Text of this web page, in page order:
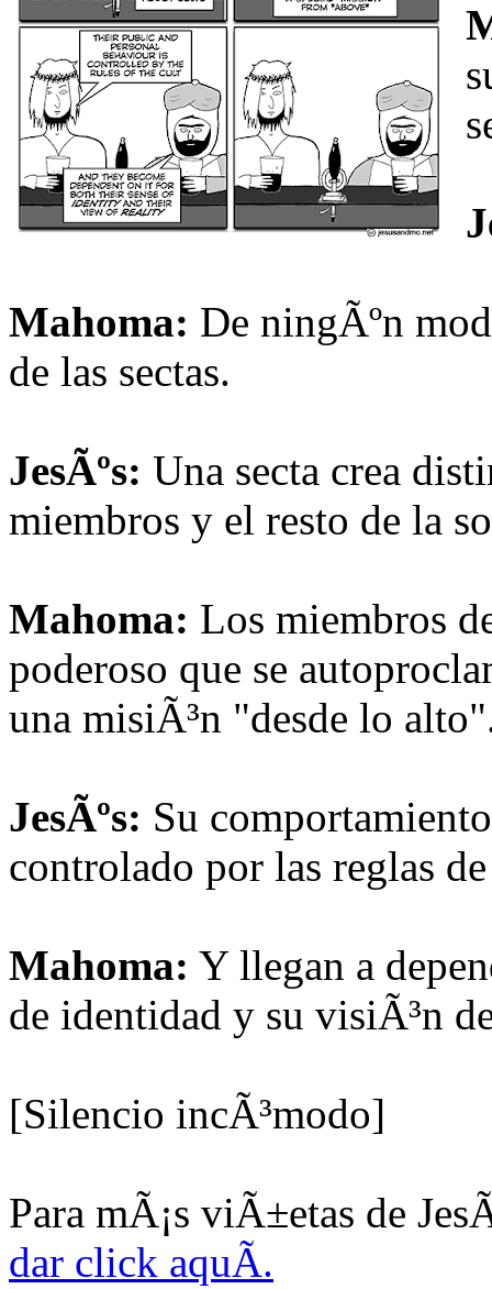
Mahoma: De ningÃºn
de las sectas.
JesÃºs: Una secta crea
miembros y el resto de la
Mahoma: Los miembros
poderoso que se
una misiÃ³n "desde lo
JesÃºs: Su
controlado por las reglas
Mahoma: Y llegan a
de identidad y su visiÃ³n
[Silencio incÃ³modo]
Para mÃ¡s viÃ±etas de
dar click aquÃ­.